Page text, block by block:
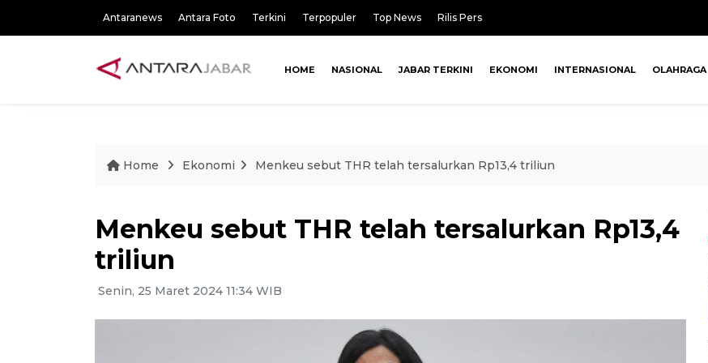
Antaranews Antara Foto Terkini Terpopuler Top News Rilis Pers
HOME NASIONAL JABAR TERKINI EKONOMI INTERNASIONAL OLAHRAGA
Home Ekonomi Menkeu sebut THR telah tersalurkan Rp13,4 triliun
Menkeu sebut THR telah tersalurkan Rp13,4
triliun
Senin, 25 Maret 2024 11:34 WIB